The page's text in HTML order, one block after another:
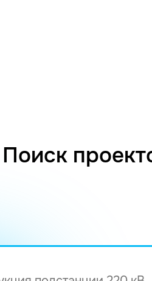
Поиск